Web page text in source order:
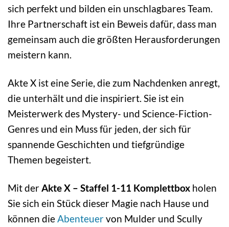
sich perfekt und bilden ein unschlagbares Team.
Ihre Partnerschaft ist ein Beweis dafür, dass man
gemeinsam auch die größten Herausforderungen
meistern kann.
Akte X ist eine Serie, die zum Nachdenken anregt,
die unterhält und die inspiriert. Sie ist ein
Meisterwerk des Mystery- und Science-Fiction-
Genres und ein Muss für jeden, der sich für
spannende Geschichten und tiefgründige
Themen begeistert.
Mit der Akte X – Staffel 1-11 Komplettbox holen
Sie sich ein Stück dieser Magie nach Hause und
können die Abenteuervon Mulder und Scully